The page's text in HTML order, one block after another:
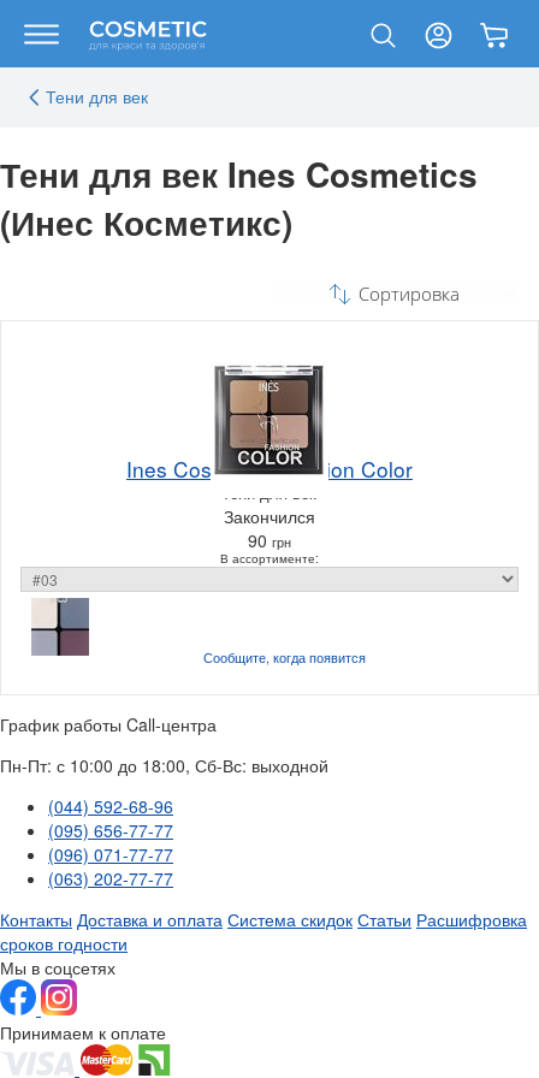
Тени для век
Тени для век Ines Cosmetics
(Инес Косметикс)
Сортировка
Ines Cosmetics Fashion Color
Закончился
90 грн
В ассортименте:
Сообщите, когдапоявится
График работы Call-центра
Пн-Пт: с 10:00 до 18:00, Сб-Вс: выходной
(044) 592-68-96
(095) 656-77-77
(096) 071-77-77
(063) 202-77-77
Контакты Доставка и оплата Система скидок Статьи Расшифровка
сроков годности
Мы в соцсетях
Принимаем к оплате